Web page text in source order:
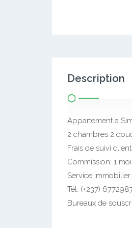
Description
Appartement a
2 chambres 2
Frais de suivi
Commission: 1
Service immobilier
Tél: (+237)
Bureaux de